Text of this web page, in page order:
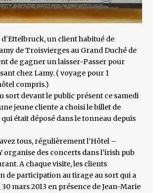
d'Ettelbruck, un client habitué de
de Troisvierges au Grand Duché de
de gagner un laisser-Passer pour
chez Lamy. ( voyage pour 1
compris.)
sort devant le public présent ce samedi
jeune cliente a choisi le billet de
était déposé dans le tonneau depuis
tous, régulièrement l’Hôtel –
organise des concerts dans l’irish pub
A chaque visite, les clients
de participation au tirage au sort qui a
30 mars 2013 en présence de Jean-Marie